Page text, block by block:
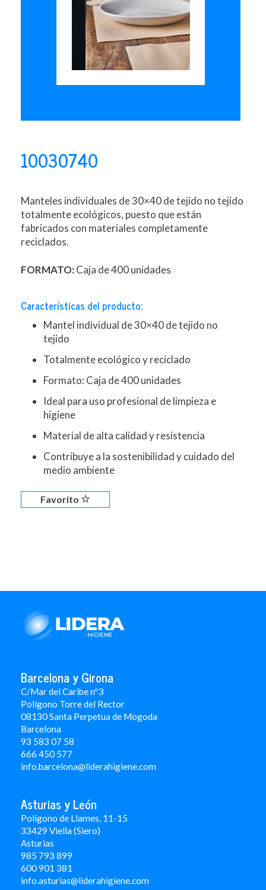
10030740
Manteles individuales de 30×40 de tejido no tejido
totalmente ecológicos, puesto que están
fabricados con materiales completamente
reciclados.
FORMATO:Caja de 400 unidades
Características del producto:
Mantel individual de 30×40 de tejido no
tejido
Totalmente ecológico y reciclado
Formato: Caja de 400 unidades
Ideal para uso profesional de limpieza e
higiene
Material de alta calidad y resistencia
Contribuye a la sostenibilidad y cuidado del
medio ambiente
Favorito
Barcelona y Girona
C/Mar del Caribe nº3
Polígono Torre del Rector
08130 Santa Perpetua de Mogoda
Barcelona
93 583 07 58
666 450 577
info.barcelona@liderahigiene.com
Asturias y León
Polígono de Llames, 11-15
33429 Viella (Siero)
Asturias
985 793 899
600 901 381
info.asturias@liderahigiene.com